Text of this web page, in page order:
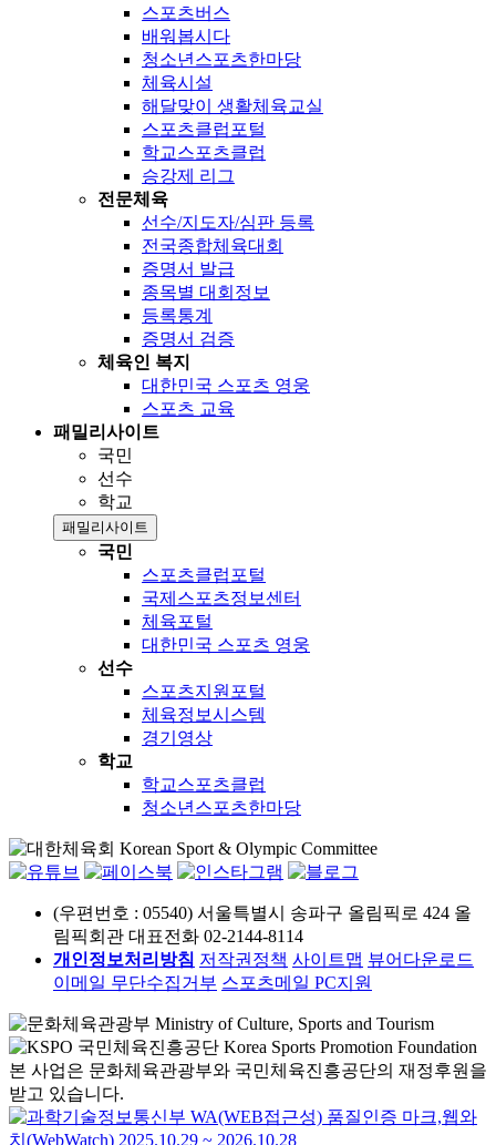
스포츠버스
배워봅시다
청소년스포츠한마당
체육시설
해달맞이 생활체육교실
스포츠클럽포털
학교스포츠클럽
승강제 리그
전문체육
선수/지도자/심판 등록
전국종합체육대회
증명서 발급
종목별 대회정보
등록통계
증명서 검증
체육인 복지
대한민국 스포츠 영웅
스포츠 교육
패밀리사이트
국민
선수
학교
패밀리사이트
국민
스포츠클럽포털
국제스포츠정보센터
체육포털
대한민국 스포츠 영웅
선수
스포츠지원포털
체육정보시스템
경기영상
학교
학교스포츠클럽
청소년스포츠한마당
(우편번호 : 05540) 서울특별시 송파구 올림픽로 424 올
림픽회관 대표전화 02-2144-8114
개인정보처리방침 저작권정책 사이트맵 뷰어다운로드
이메일 무단수집거부 스포츠메일 PC지원
본 사업은 문화체육관광부와 국민체육진흥공단의 재정후원을
받고 있습니다.